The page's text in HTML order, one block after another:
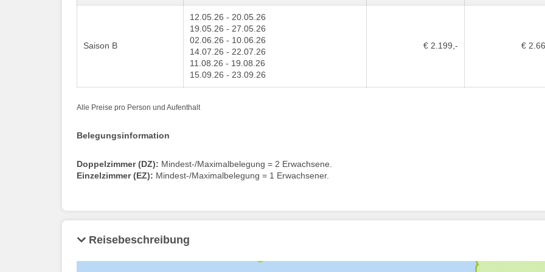
Saison B
12.05.26 - 20.05.26
19.05.26 - 27.05.26
02.06.26 - 10.06.26
14.07.26 - 22.07.26
11.08.26 - 19.08.26
15.09.26 - 23.09.26
€ 2.199,- €
Alle Preise pro Person und Aufenthalt
Belegungsinformation
Doppelzimmer (DZ): Mindest-/Maximalbelegung = 2 Erwachsene.
Einzelzimmer (EZ): Mindest-/Maximalbelegung = 1 Erwachsener.
Reisebeschreibung